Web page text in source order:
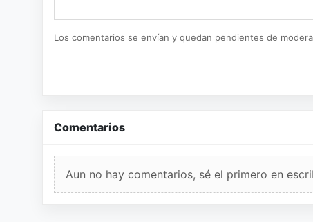
Los comentarios se envían y quedan pendientes de
Comentarios
Aun no hay comentarios, sé el primero en